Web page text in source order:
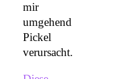
mir
umgehend
Pickel
verursacht.